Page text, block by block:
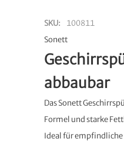
SKU
100811
Sonett
abbaubar
Das Sonett
Formel und starke
Ideal für empfindliche